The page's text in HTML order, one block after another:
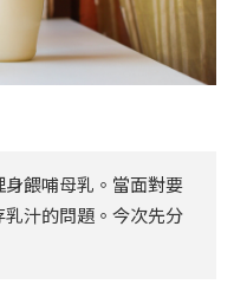
餵哺母乳。當面對要
汁的問題。今次先分